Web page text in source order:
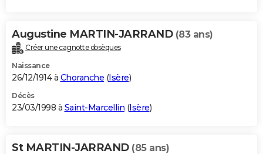
Augustine MARTIN-JARRAND (83 ans)
Créer une cagnotte obsèques
Naissance
26/12/1914 à Choranche (Isère)
Décès
23/03/1998 à Saint-Marcellin (Isère)
St MARTIN-JARRAND (85 ans)